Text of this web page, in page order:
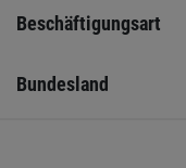
Beschäftigungsart
Bundesland